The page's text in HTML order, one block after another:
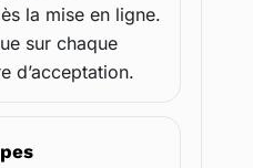
la mise en ligne.
sur chaque
d’acceptation.